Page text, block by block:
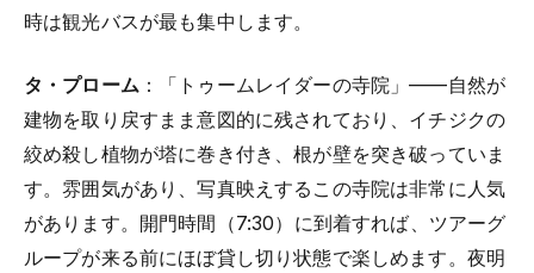
時は観光バスが最も集中します。
タ・プローム ：「トゥームレイダーの寺院」——自然が
建物を取り戻すまま意図的に残されており、イチジクの
絞め殺し植物が塔に巻き付き、根が壁を突き破っていま
す。雰囲気があり、写真映えするこの寺院は非常に人気
があります。開門時間（7:30）に到着すれば、ツアーグ
ループが来る前にほぼ貸し切り状態で楽しめます。夜明